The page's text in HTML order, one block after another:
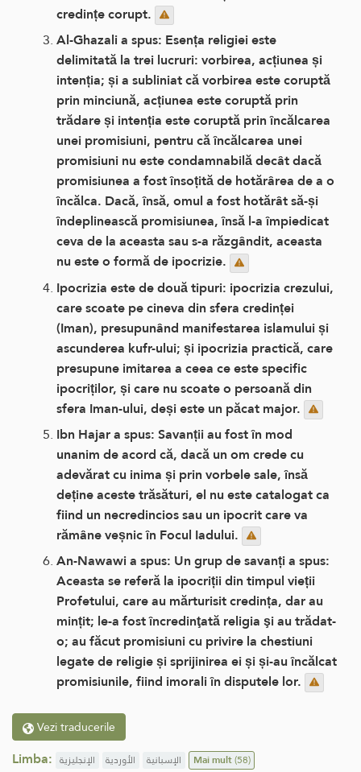
credințe corupt.
Al-Ghazali a spus: Esența religiei este
delimitată la trei lucruri: vorbirea, acțiunea și
intenția; și a subliniat că vorbirea este coruptă
prin minciună, acțiunea este coruptă prin
trădare și intenția este coruptă prin încălcarea
unei promisiuni, pentru că încălcarea unei
promisiuni nu este condamnabilă decât dacă
promisiunea a fost însoțită de hotărârea de a o
încălca. Dacă, însă, omul a fost hotărât să-și
îndeplinească promisiunea, însă l-a împiedicat
ceva de la aceasta sau s-a răzgândit, aceasta
nu este o formă de ipocrizie.
Ipocrizia este de două tipuri: ipocrizia crezului,
care scoate pe cineva din sfera credinței
(Iman), presupunând manifestarea islamului și
ascunderea kufr-ului; și ipocrizia practică, care
presupune imitarea a ceea ce este specific
ipocriților, și care nu scoate o persoană din
sfera Iman-ului, deși este un păcat major.
Ibn Hajar a spus: Savanții au fost în mod
unanim de acord că, dacă un om crede cu
adevărat cu inima și prin vorbele sale, însă
deține aceste trăsături, el nu este catalogat ca
fiind un necredincios sau un ipocrit care va
rămâne veșnic în Focul Iadului.
An-Nawawi a spus: Un grup de savanți a spus:
Aceasta se referă la ipocriții din timpul vieții
Profetului, care au mărturisit credința, dar au
mințit; le-a fost încredinţată religia şi au trădat-
o; au făcut promisiuni cu privire la chestiuni
legate de religie și sprijinirea ei și și-au încălcat
promisiunile, fiind imorali în disputele lor.
Vezi traducerile
Limba: الإنجليزية الأوردية الإسبانية Mai mult(58)